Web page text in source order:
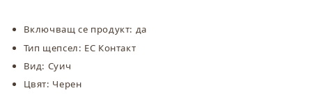
Включващ се продукт: да
Тип щепсел: ЕС Контакт
Вид: Суич
Цвят: Черен